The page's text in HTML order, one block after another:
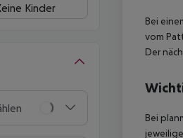
Kinder
Bei
vom
Der
Bei